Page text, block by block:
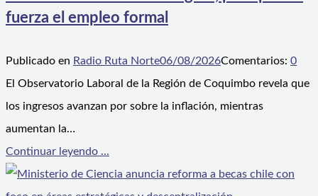
fuerza el empleo formal
Publicado en Radio Ruta Norte06/08/2026Comentarios: 0
El Observatorio Laboral de la Región de Coquimbo revela que
los ingresos avanzan por sobre la inflación, mientras
aumentan la…
Continuar leyendo ...